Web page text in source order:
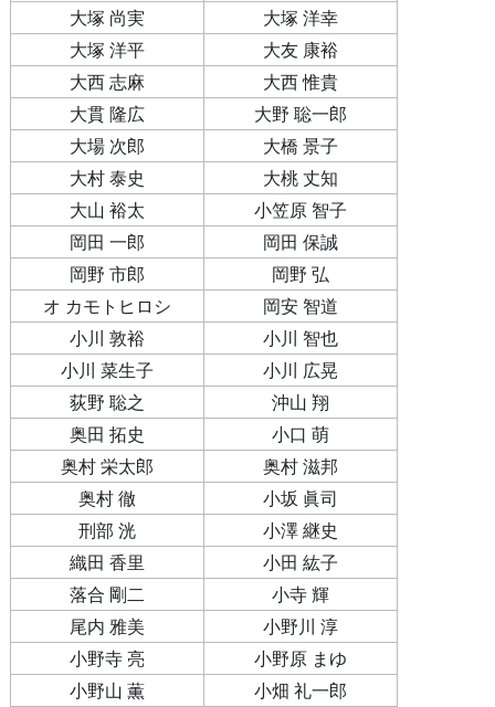
大塚 尚実
大塚 洋幸
大塚 洋平
大友 康裕
大西 志麻
大西 惟貴
大貫 隆広
大野 聡一郎
大場 次郎
大橋 景子
大村 泰史
大桃 丈知
大山 裕太
小笠原 智子
岡田 一郎
岡田 保誠
岡野 市郎
岡野 弘
オ カモトヒロシ
岡安 智道
小川 敦裕
小川 智也
小川 菜生子
小川 広晃
荻野 聡之
沖山 翔
奥田 拓史
小口 萌
奥村 栄太郎
奥村 滋邦
奥村 徹
小坂 眞司
刑部 洸
小澤 継史
織田 香里
小田 紘子
落合 剛二
小寺 輝
尾内 雅美
小野川 淳
小野寺 亮
小野原 まゆ
小野山 薫
小畑 礼一郎